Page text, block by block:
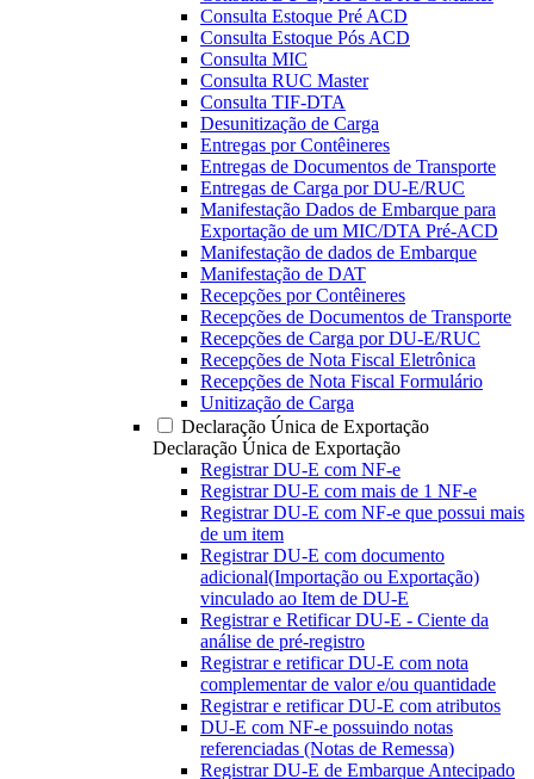
Consulta Estoque Pré ACD
Consulta Estoque Pós ACD
Consulta MIC
Consulta RUC Master
Consulta TIF-DTA
Desunitização de Carga
Entregas por Contêineres
Entregas de Documentos de Transporte
Entregas de Carga por DU-E/RUC
Manifestação Dados de Embarque para
Exportação de um MIC/DTA Pré-ACD
Manifestação de dados de Embarque
Manifestação de DAT
Recepções por Contêineres
Recepções de Documentos de Transporte
Recepções de Carga por DU-E/RUC
Recepções de Nota Fiscal Eletrônica
Recepções de Nota Fiscal Formulário
Unitização de Carga
Declaração Única de Exportação
Declaração Única de Exportação
Registrar DU-E com NF-e
Registrar DU-E com mais de 1 NF-e
Registrar DU-E com NF-e que possui mais
de um item
Registrar DU-E com documento
adicional(Importação ou Exportação)
vinculado ao Item de DU-E
Registrar e Retificar DU-E - Ciente da
análise de pré-registro
Registrar e retificar DU-E com nota
complementar de valor e/ou quantidade
Registrar e retificar DU-E com atributos
DU-E com NF-e possuindo notas
referenciadas (Notas de Remessa)
Registrar DU-E de Embarque Antecipado